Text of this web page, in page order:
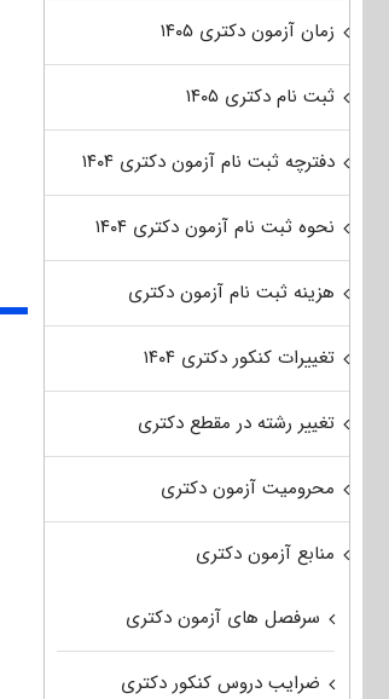
زمان آزمون دکتری ۱۴۰۵
ثبت نام دکتری ۱۴۰۵
دفترچه ثبت نام آزمون دکتری ۱۴۰۴
نحوه ثبت نام آزمون دکتری ۱۴۰۴
هزینه ثبت نام آزمون دکتری
تغییرات کنکور دکتری ۱۴۰۴
تغییر رشته در مقطع دکتری
محرومیت آزمون دکتری
منابع آزمون دکتری
سرفصل های آزمون دکتری
ضرایب دروس کنکور دکتری